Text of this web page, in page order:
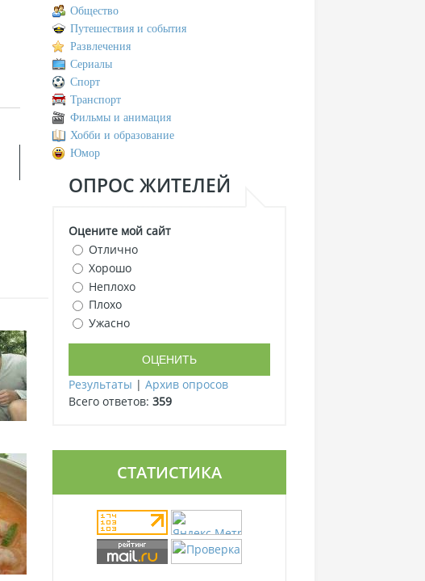
Общество
Путешествия и события
Развлечения
Сериалы
Спорт
Транспорт
Фильмы и анимация
Хобби и образование
Юмор
ОПРОС ЖИТЕЛЕЙ
Оцените мой сайт
Отлично
Хорошо
Неплохо
Плохо
Ужасно
Результаты | Архив опросов
Всего ответов: 359
СТАТИСТИКА